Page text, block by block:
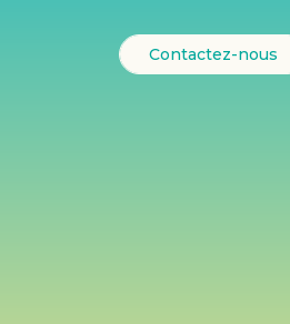
Contactez-nous